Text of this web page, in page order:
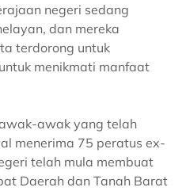
negeri sedang
dan mereka
terdorong untuk
menikmati manfaat
awak yang telah
menerima 75 peratus ex-
telah mula membuat
Daerah dan Tanah Barat